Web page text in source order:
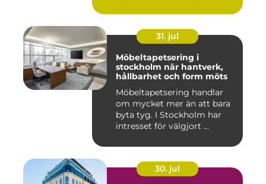
31. jul
Möbeltapetsering i
stockholm när hantverk,
hållbarhet och form möts
Möbeltapetsering handlar
om mycket mer än att bara
byta tyg. I Stockholm har
intresset för välgjort ...
30. jul